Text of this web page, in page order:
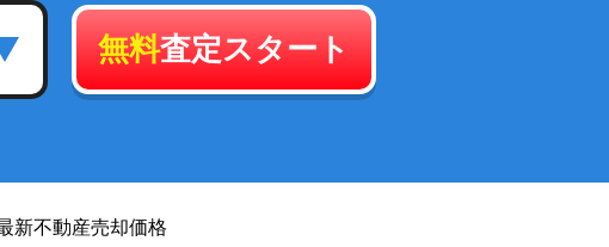
無料査定スタート
新不動産売却価格